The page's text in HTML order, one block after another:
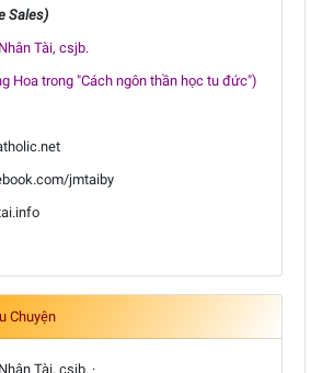
Sales)
Tài, csjb.
Hoa trong "Cách ngôn thần học tu đức")
jmtaiby
Chuyện
Tài, csjb. ·